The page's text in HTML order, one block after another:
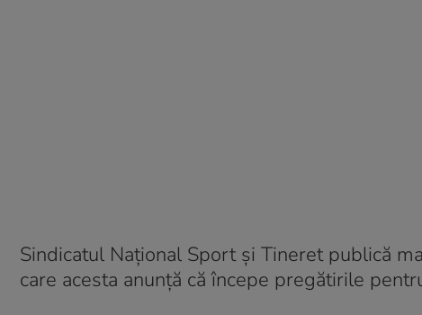
Sindicatul Naţional Sport şi Tineret publică
care acesta anunță că începe pregătirile